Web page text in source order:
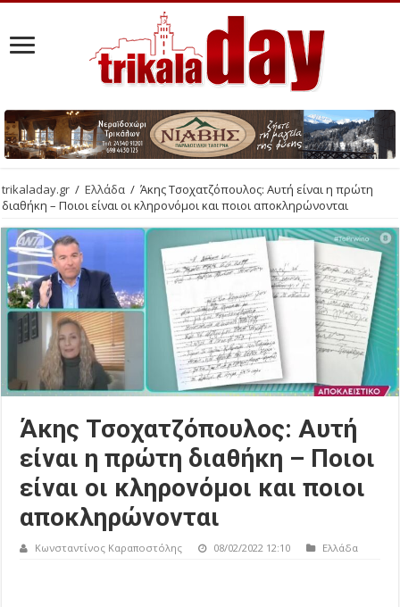
trikaladay.gr / Ελλάδα / Άκης Τσοχατζόπουλος: Αυτή είναι η πρώτη
διαθήκη – Ποιοι είναι οι κληρονόμοι και ποιοι αποκληρώνονται
Άκης Τσοχατζόπουλος: Αυτή
είναι η πρώτη διαθήκη – Ποιοι
είναι οι κληρονόμοι και ποιοι
αποκληρώνονται
Κωνσταντίνος Καραποστόλης 08/02/2022 12:10 Ελλάδα